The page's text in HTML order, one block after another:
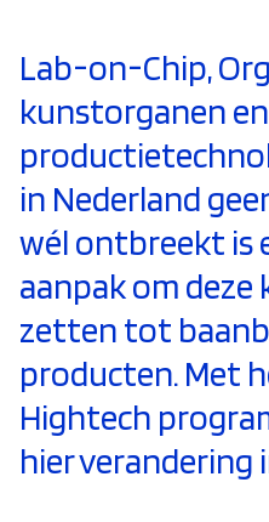
Lab-on-Chip,
kunstorganen
in Nederland
wél ontbreekt is
aanpak om deze
zetten tot
producten. Met
Hightech
hier verandering